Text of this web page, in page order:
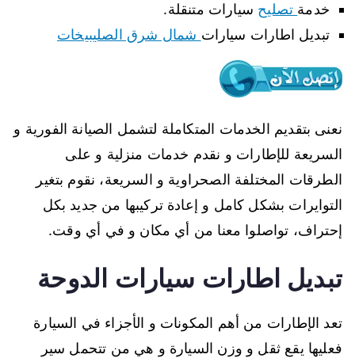
خدمة تصليح سيارات متنقلة.
تبديل اطارات سيارات شمال شرق الصليبيخات
نعنى بتقديم الخدمات المتكاملة لتشمل الصيانة الفورية و
السريعة للإطارات و نقدم خدمات منزلية و على
الطرقات المختلفة الصحراوية و السريعة، نقوم بتغير
التوايرات بشكل كامل و إعادة تركيبها من جديد بكل
إحتراف، تواصلوا معنا من أي مكان و في أي وقت.
تبديل اطارات سيارات الدوحة
تعد الإطارات من أهم المكونات و الأجزاء في السيارة
فعليها يقع ثقل و وزن السيارة و هي من تتحمل سير